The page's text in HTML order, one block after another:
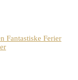
Fantastiske Ferier